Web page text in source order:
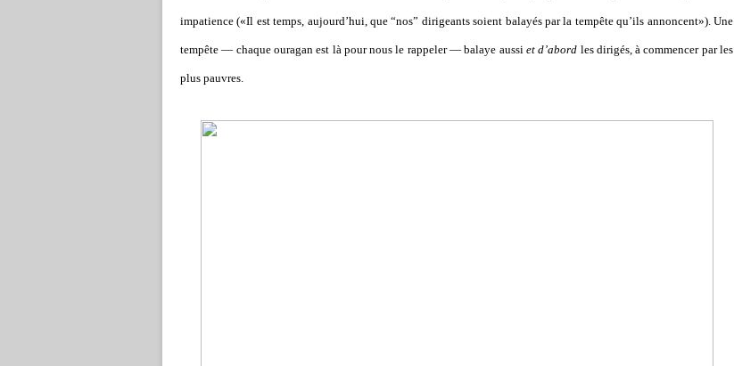
impatience («Il est temps, aujourd’hui, que “nos” dirigeants soient balayés par la tempête qu’ils annoncent»). Une
tempête — chaque ouragan est là pour nous le rappeler — balaye aussi et d’abord les dirigés, à commencer par les
plus pauvres.